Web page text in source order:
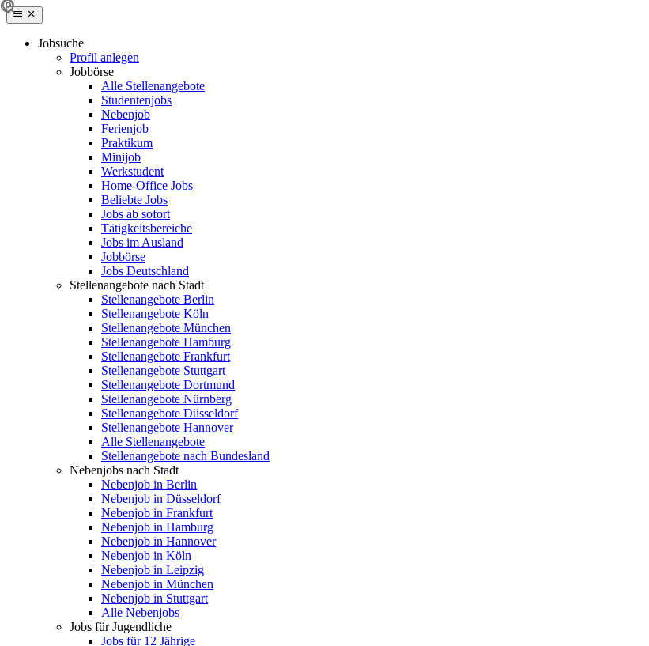
Jobsuche
Profil anlegen
Jobbörse
Alle Stellenangebote
Studentenjobs
Nebenjob
Ferienjob
Praktikum
Minijob
Werkstudent
Home-Office Jobs
Beliebte Jobs
Jobs ab sofort
Tätigkeitsbereiche
Jobs im Ausland
Jobbörse
Jobs Deutschland
Stellenangebote nach Stadt
Stellenangebote Berlin
Stellenangebote Köln
Stellenangebote München
Stellenangebote Hamburg
Stellenangebote Frankfurt
Stellenangebote Stuttgart
Stellenangebote Dortmund
Stellenangebote Nürnberg
Stellenangebote Düsseldorf
Stellenangebote Hannover
Alle Stellenangebote
Stellenangebote nach Bundesland
Nebenjobs nach Stadt
Nebenjob in Berlin
Nebenjob in Düsseldorf
Nebenjob in Frankfurt
Nebenjob in Hamburg
Nebenjob in Hannover
Nebenjob in Köln
Nebenjob in Leipzig
Nebenjob in München
Nebenjob in Stuttgart
Alle Nebenjobs
Jobs für Jugendliche
Jobs für 12 Jährige